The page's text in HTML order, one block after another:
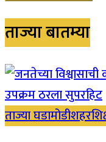
ताज्या बातम्या
ताज्या घडामोडीशहर